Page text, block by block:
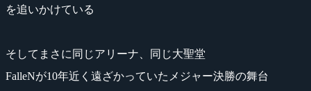
を追いかけている
そしてまさに同じアリーナ、同じ大聖堂
FalleNが10年近く遠ざかっていたメジャー決勝の舞台